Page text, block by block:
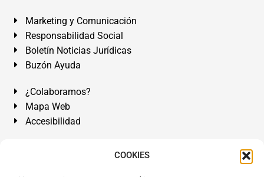
COOKIES
Marketing y Comunicación
Responsabilidad Social
Boletín Noticias Jurídicas
Buzón Ayuda
¿Colaboramos?
Mapa Web
Accesibilidad
Álvarez Abogados Tenerife:Calle Teobaldo Power Nº 7,